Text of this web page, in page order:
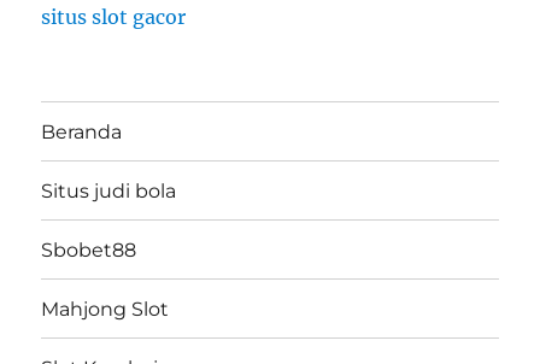
situs slot gacor
Beranda
Situs judi bola
Sbobet88
Mahjong Slot